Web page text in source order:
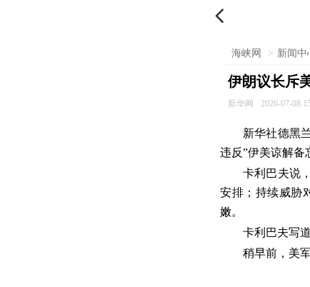

海峡网 > 新闻中
伊朗议长斥
新华网 2026-07-08
新华社德黑
违反”伊美谅解备
卡利巴夫说
安排；持续威胁
嫩。
卡利巴夫写
稍早前，美